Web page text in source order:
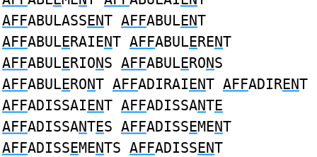
AFFABULASSENT AFFABULENT
AFFABULERAIENT AFFABULERENT
AFFABULERIONS AFFABULERONS
AFFABULERONT AFFADIRAIENT AFFADIRENT
AFFADISSAIENT AFFADISSANTE
AFFADISSANTES AFFADISSEMENT
AFFADISSEMENTS AFFADISSENT